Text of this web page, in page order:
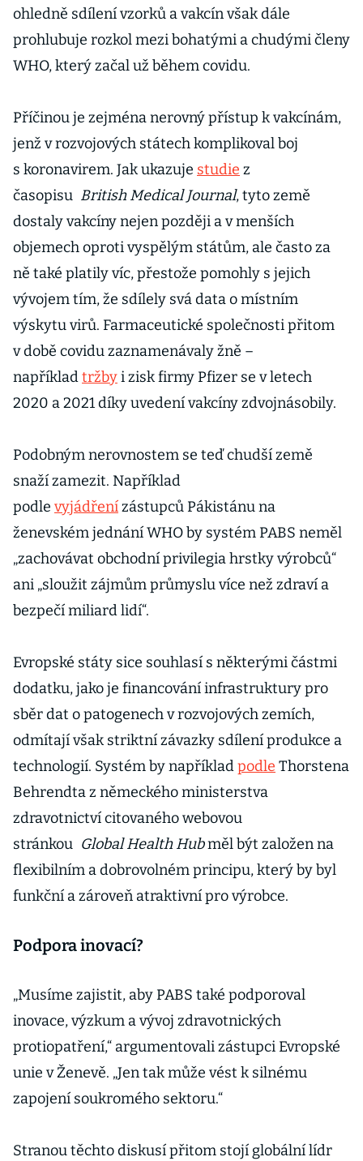
ohledně sdílení vzorků a vakcín však dále
prohlubuje rozkol mezi bohatými a chudými členy
WHO, který začal už během covidu.
Příčinou je zejména nerovný přístup k vakcínám,
jenž v rozvojových státech komplikoval boj
s koronavirem. Jak ukazuje studie z
časopisu British Medical Journal, tyto země
dostaly vakcíny nejen později a v menších
objemech oproti vyspělým státům, ale často za
ně také platily víc, přestože pomohly s jejich
vývojem tím, že sdílely svá data o místním
výskytu virů. Farmaceutické společnosti přitom
v době covidu zaznamenávaly žně –
napříkladtržbyi zisk firmy Pfizer se v letech
2020 a 2021 díky uvedení vakcíny zdvojnásobily.
Podobným nerovnostem se teď chudší země
snaží zamezit. Například
podle vyjádřenízástupců Pákistánu na
ženevském jednání WHO by systém PABS neměl
„zachovávat obchodní privilegia hrstky výrobců“
ani „sloužit zájmům průmyslu více než zdraví a
bezpečí miliard lidí“.
Evropské státy sice souhlasí s některými částmi
dodatku, jako je financování infrastruktury pro
sběr dat o patogenech v rozvojových zemích,
odmítají však striktní závazky sdílení produkce a
technologií. Systém by napříkladpodle Thorstena
Behrendta z německého ministerstva
zdravotnictví citovaného webovou
stránkou Global Health Hubměl být založen na
flexibilním a dobrovolném principu, který by byl
funkční a zároveň atraktivní pro výrobce.
Podpora inovací?
„Musíme zajistit, aby PABS také podporoval
inovace, výzkum a vývoj zdravotnických
protiopatření,“ argumentovali zástupci Evropské
unie v Ženevě. „Jen tak může vést k silnému
zapojení soukromého sektoru.“
Stranou těchto diskusí přitom stojí globální lídr